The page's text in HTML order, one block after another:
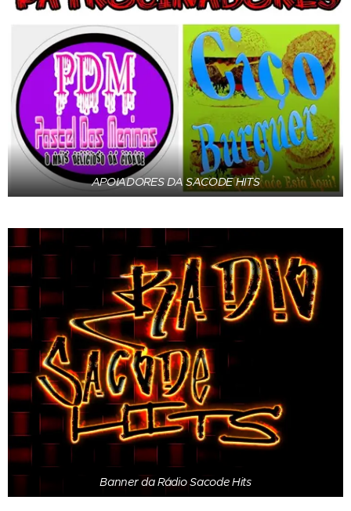
APOIADORES DA SACODE HITS
Banner da Rádio Sacode Hits